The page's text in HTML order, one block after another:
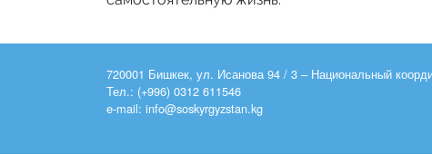
720001 Бишкек, ул. Исанова 94 / 3 – Национальный
Тел.: (+996) 0312 611546
e-mail: info@soskyrgyzstan.kg